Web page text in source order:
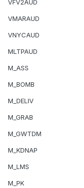
VFV2AUD
VMARAUD
VNYCAUD
MLTPAUD
M_ASS
M_BOMB
M_DELIV
M_GRAB
M_GWTDM
M_KDNAP
M_LMS
M_PK